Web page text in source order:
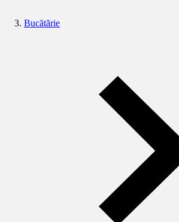
Bucătărie